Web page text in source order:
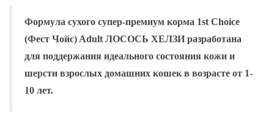
Формула сухого супер-премиум корма 1st Choice
(Фест Чойс) Adult ЛОСОСЬ ХЕЛЗИ разработана
для поддержания идеального состояния кожи и
шерсти взрослых домашних кошек в возрасте от 1-
10 лет.